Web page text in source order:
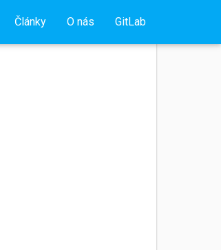
Články O nás GitLab